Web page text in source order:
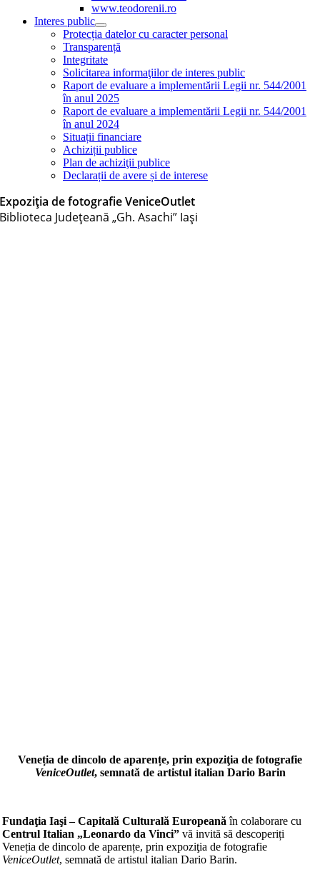
www.teodorenii.ro
Interes public
Protecția datelor cu caracter personal
Transparență
Integritate
Solicitarea informaţiilor de interes public
Raport de evaluare a implementării Legii nr. 544/2001
în anul 2025
Raport de evaluare a implementării Legii nr. 544/2001
în anul 2024
Situații financiare
Achiziții publice
Plan de achiziţii publice
Declarații de avere și de interese
Expoziţia de fotografie VeniceOutlet
Biblioteca Judeţeană „Gh. Asachi” Iaşi
Veneția de dincolo de aparențe, prin expoziţia de fotografie
VeniceOutlet, semnată de artistul italian Dario Barin
Fundaţia Iaşi – Capitală Culturală Europeanăîn colaborare cu
Centrul Italian „Leonardo da Vinci” vă invită să descoperiți
Veneția de dincolo de aparențe, prin expoziţia de fotografie
VeniceOutlet, semnată de artistul italian Dario Barin.